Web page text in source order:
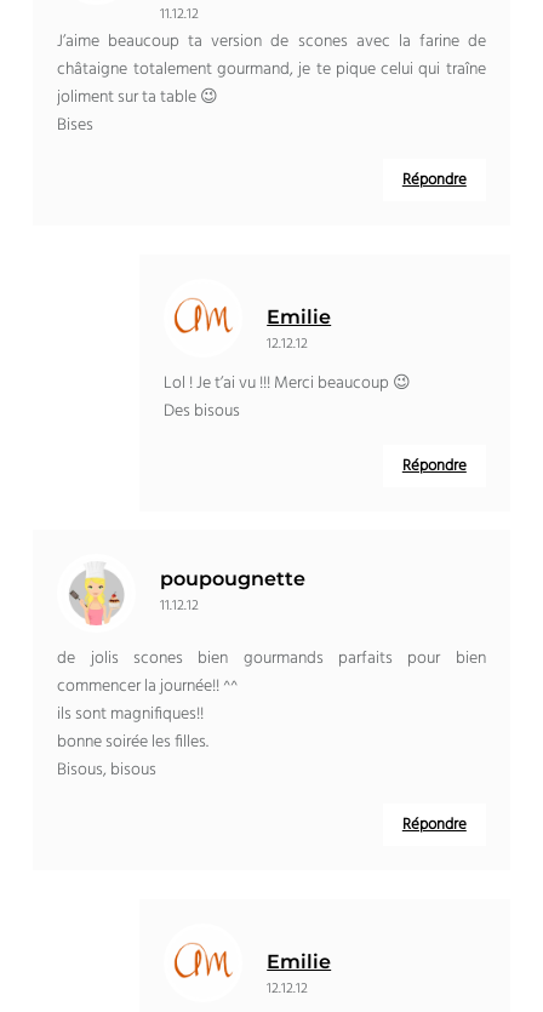
11.12.12
J’aime beaucoup ta version de scones avec la farine de
châtaigne totalement gourmand, je te pique celui qui traîne
joliment sur ta table 😉
Bises
Répondre
Emilie
12.12.12
Lol ! Je t’ai vu !!! Merci beaucoup 😉
Des bisous
Répondre
poupougnette
11.12.12
de jolis scones bien gourmands parfaits pour bien
commencer la journée!! ^^
ils sont magnifiques!!
bonne soirée les filles.
Bisous, bisous
Répondre
Emilie
12.12.12